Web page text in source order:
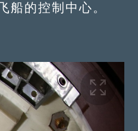
船的控制中心。